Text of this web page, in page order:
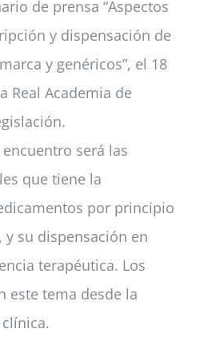
de prensa “Aspectos
y dispensación de
y genéricos”, el 18
Real Academia de
será las
que tiene la
por principio
su dispensación en
terapéutica. Los
este tema desde la